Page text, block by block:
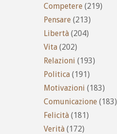
Competere (219)
Pensare (213)
Libertà (204)
Vita (202)
Relazioni (193)
Politica (191)
Motivazioni (183)
Comunicazione (183)
Felicità (181)
Verità (172)